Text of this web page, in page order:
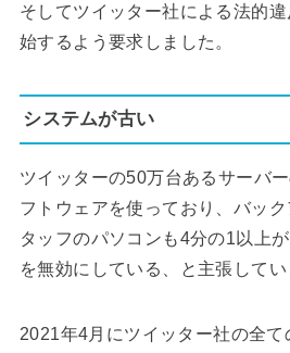
そしてツイッター社による法的
始するよう要求しました。
システムが古い
ツイッターの50万台あるサーバ
フトウェアを使っており、バッ
タッフのパソコンも4分の1以上
を無効にしている、と主張してい
2021年4月にツイッター社の全